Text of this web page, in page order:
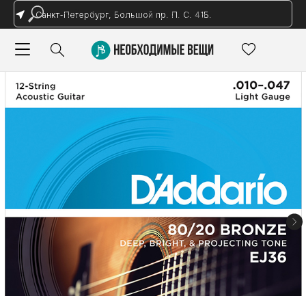
Санкт-Петербург, Большой пр. П. С. 41Б.